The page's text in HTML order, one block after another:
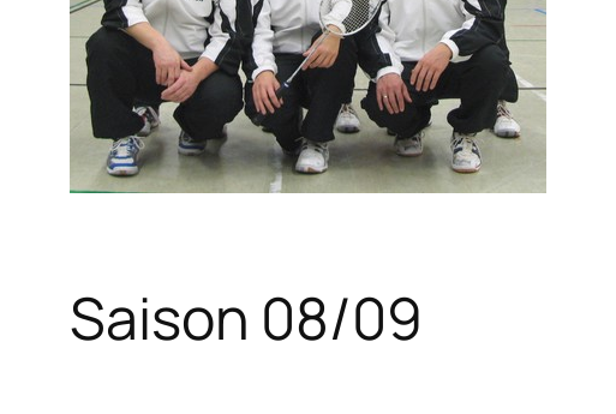
Saison 08/09